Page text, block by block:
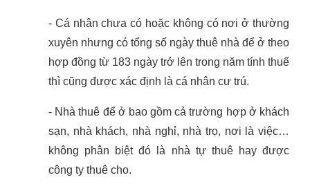
- Cá nhân chưa có hoặc không có nơi ở thường
xuyên nhưng có tổng số ngày thuê nhà để ở theo
hợp đồng từ 183 ngày trở lên trong năm tính thuế
thì cũng được xác định là cá nhân cư trú.
- Nhà thuê để ở bao gồm cả trường hợp ở khách
sạn, nhà khách, nhà nghỉ, nhà trọ, nơi là việc…
không phân biệt đó là nhà tự thuê hay được
công ty thuê cho.